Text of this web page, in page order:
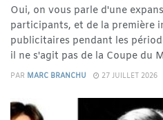
Oui, on vous parle d'une
participants, et de la première
publicitaires pendant les
il ne s'agit pas de la Coupe du
PAR MARC BRANCHU 27 JUILLET 2026